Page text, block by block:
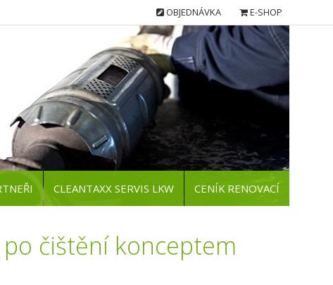
OBJEDNÁVKA E-SHOP
čištění konceptem
CLEANTAXX SERVIS LKW CENÍK RENOVACÍ